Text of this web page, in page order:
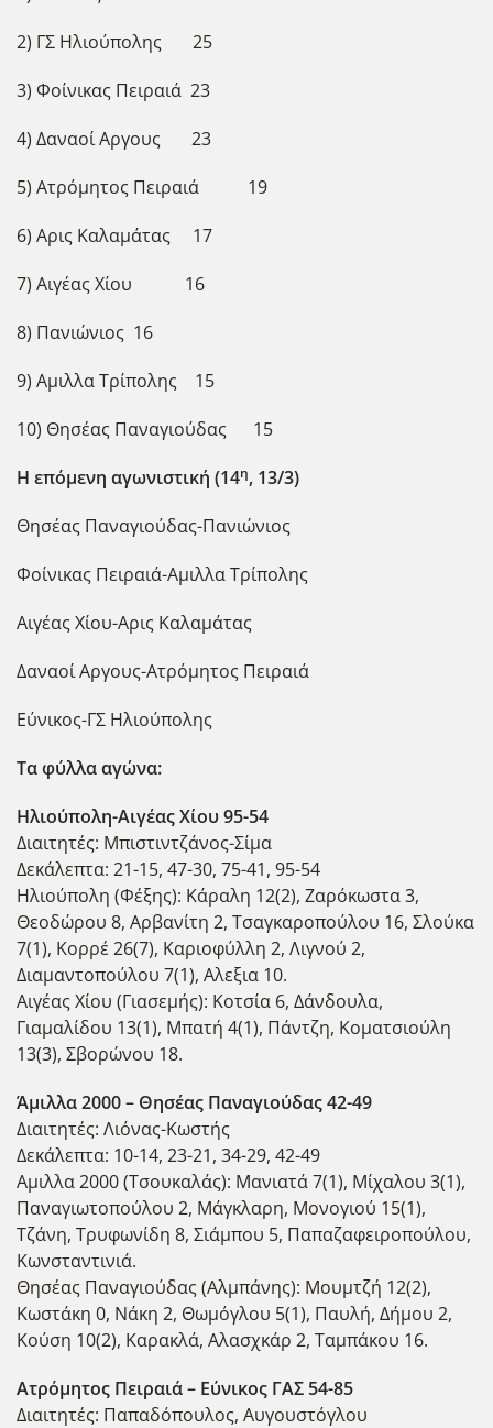
2) ΓΣ Ηλιούπολης 25
3) Φοίνικας Πειραιά 23
4) Δαναοί Αργους 23
5) Ατρόμητος Πειραιά 19
6) Αρις Καλαμάτας 17
7) Αιγέας Χίου 16
8) Πανιώνιος 16
9) Αμιλλα Τρίπολης 15
10) Θησέας Παναγιούδας 15
Η επόμενη αγωνιστική (14η, 13/3)
Θησέας Παναγιούδας-Πανιώνιος
Φοίνικας Πειραιά-Αμιλλα Τρίπολης
Αιγέας Χίου-Αρις Καλαμάτας
Δαναοί Αργους-Ατρόμητος Πειραιά
Εύνικος-ΓΣ Ηλιούπολης
Τα φύλλα αγώνα:
Ηλιούπολη-Αιγέας Χίου 95-54
Διαιτητές: Μπιστιντζάνος-Σίμα
Δεκάλεπτα: 21-15, 47-30, 75-41, 95-54
Ηλιούπολη (Φέξης): Κάραλη 12(2), Ζαρόκωστα 3,
Θεοδώρου 8, Αρβανίτη 2, Τσαγκαροπούλου 16, Σλούκα
7(1), Κορρέ 26(7), Καριοφύλλη 2, Λιγνού 2,
Διαμαντοπούλου 7(1), Αλεξια 10.
Αιγέας Χίου (Γιασεμής): Κοτσία 6, Δάνδουλα,
Γιαμαλίδου 13(1), Μπατή 4(1), Πάντζη, Κοματσιούλη
13(3), Σβορώνου 18.
Άμιλλα 2000 – Θησέας Παναγιούδας 42-49
Διαιτητές: Λιόνας-Κωστής
Δεκάλεπτα: 10-14, 23-21, 34-29, 42-49
Αμιλλα 2000 (Τσουκαλάς): Μανιατά 7(1), Μίχαλου 3(1),
Παναγιωτοπούλου 2, Μάγκλαρη, Μονογιού 15(1),
Τζάνη, Τρυφωνίδη 8, Σιάμπου 5, Παπαζαφειροπούλου,
Κωνσταντινιά.
Θησέας Παναγιούδας (Αλμπάνης): Μουμτζή 12(2),
Κωστάκη 0, Νάκη 2, Θωμόγλου 5(1), Παυλή, Δήμου 2,
Κούση 10(2), Καρακλά, Αλασχκάρ 2, Ταμπάκου 16.
Ατρόμητος Πειραιά – Εύνικος ΓΑΣ 54-85
Διαιτητές: Παπαδόπουλος, Αυγουστόγλου